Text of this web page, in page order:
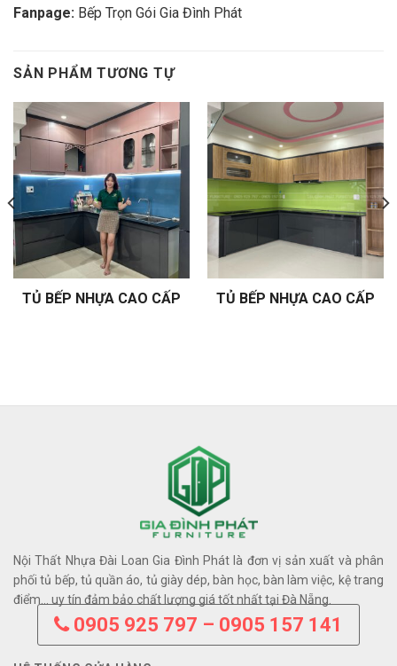
Fanpage: Bếp Trọn Gói Gia Đình Phát
SẢN PHẨM TƯƠNG TỰ
TỦ BẾP NHỰA CAO CẤP TỦ BẾP NHỰA CAO CẤP
Nội Thất Nhựa Đài Loan Gia Đình Phát là đơn vị sản xuất và phân
phối tủ bếp, tủ quần áo, tủ giày dép, bàn học, bàn làm việc, kệ trang
điểm… uy tín đảm bảo chất lượng giá tốt nhất tại Đà Nẵng.
0905 925 797 – 0905 157 141